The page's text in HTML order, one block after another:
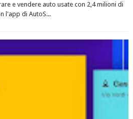
e vendere auto usate con 2,4 milioni di
l'app di AutoS...